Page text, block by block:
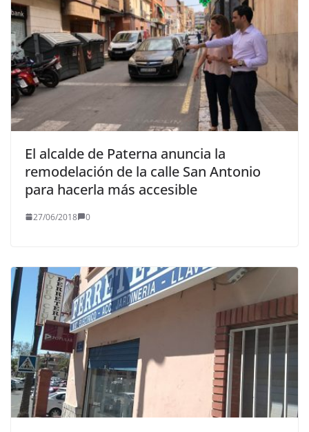
El alcalde de Paterna anuncia la
remodelación de la calle San Antonio
para hacerla más accesible
27/06/2018 0